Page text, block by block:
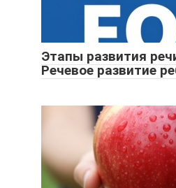
Этапы развития
Речевое развитие